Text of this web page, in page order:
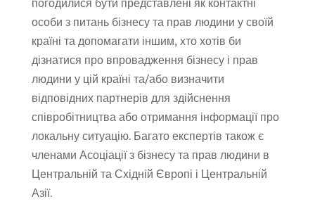
особи з питань бізнесу та прав людини у своїй
країні та допомагати іншим, хто хотів би
дізнатися про впровадження бізнесу і прав
людини у цій країні та/або визначити
відповідних партнерів для здійснення
співробітництва або отримання інформації про
локальну ситуацію. Багато експертів також є
членами Асоціації з бізнесу та прав людини в
Центральній та Східній Європі і Центральній
Азії.